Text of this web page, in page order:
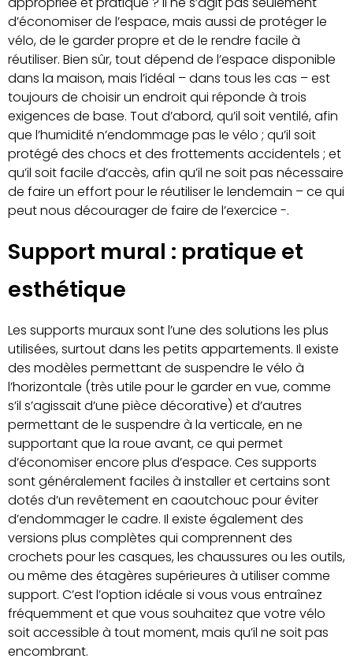
d’économiser de l’espace, mais aussi de protéger le
vélo, de le garder propre et de le rendre facile à
réutiliser. Bien sûr, tout dépend de l’espace disponible
dans la maison, mais l’idéal – dans tous les cas – est
toujours de choisir un endroit qui réponde à trois
exigences de base. Tout d’abord, qu’il soit ventilé, afin
que l’humidité n’endommage pas le vélo ; qu’il soit
protégé des chocs et des frottements accidentels ; et
qu’il soit facile d’accès, afin qu’il ne soit pas nécessaire
de faire un effort pour le réutiliser le lendemain – ce qui
peut nous décourager de faire de l’exercice -.
Support mural : pratique et
esthétique
Les supports muraux sont l’une des solutions les plus
utilisées, surtout dans les petits appartements. Il existe
des modèles permettant de suspendre le vélo à
l’horizontale (très utile pour le garder en vue, comme
s’il s’agissait d’une pièce décorative) et d’autres
permettant de le suspendre à la verticale, en ne
supportant que la roue avant, ce qui permet
d’économiser encore plus d’espace. Ces supports
sont généralement faciles à installer et certains sont
dotés d’un revêtement en caoutchouc pour éviter
d’endommager le cadre. Il existe également des
versions plus complètes qui comprennent des
crochets pour les casques, les chaussures ou les outils,
ou même des étagères supérieures à utiliser comme
support. C’est l’option idéale si vous vous entraînez
fréquemment et que vous souhaitez que votre vélo
soit accessible à tout moment, mais qu’il ne soit pas
encombrant.